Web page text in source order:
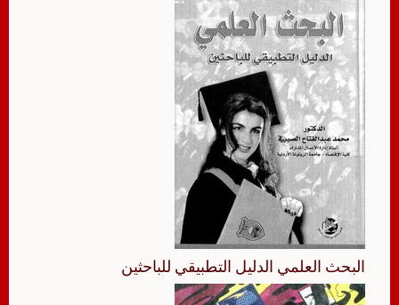
البحث العلمي الدليل التطبيقي للباحثين